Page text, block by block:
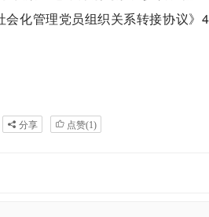
会化管理党员组织关系转接协议
分享 点赞(1 )